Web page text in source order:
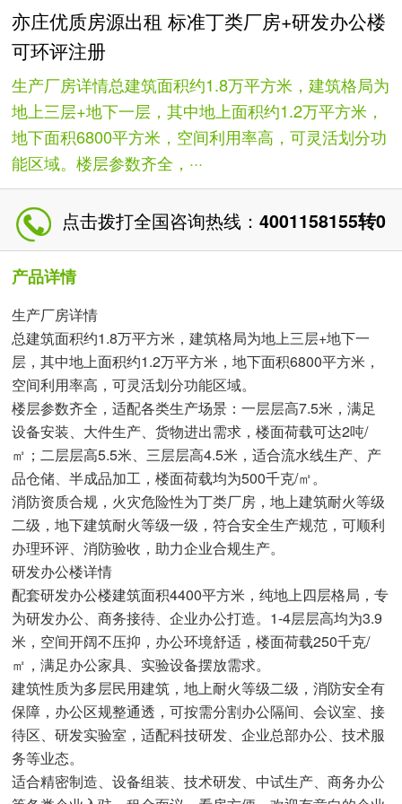
亦庄优质房源出租 标准丁类厂房+研发办公楼
可环评注册
生产厂房详情总建筑面积约1.8万平方米，建筑格局为
地上三层+地下一层，其中地上面积约1.2万平方米，
地下面积6800平方米，空间利用率高，可灵活划分功
能区域。楼层参数齐全，···
点击拨打全国咨询热线： 4001158155转0
产品详情
生产厂房详情
总建筑面积约1.8万平方米，建筑格局为地上三层+地下一
层，其中地上面积约1.2万平方米，地下面积6800平方米，
空间利用率高，可灵活划分功能区域。
楼层参数齐全，适配各类生产场景：一层层高7.5米，满足
设备安装、大件生产、货物进出需求，楼面荷载可达2吨/
㎡；二层层高5.5米、三层层高4.5米，适合流水线生产、产
品仓储、半成品加工，楼面荷载均为500千克/㎡。
消防资质合规，火灾危险性为丁类厂房，地上建筑耐火等级
二级，地下建筑耐火等级一级，符合安全生产规范，可顺利
办理环评、消防验收，助力企业合规生产。
研发办公楼详情
配套研发办公楼建筑面积4400平方米，纯地上四层格局，专
为研发办公、商务接待、企业办公打造。1-4层层高均为3.9
米，空间开阔不压抑，办公环境舒适，楼面荷载250千克/
㎡，满足办公家具、实验设备摆放需求。
建筑性质为多层民用建筑，地上耐火等级二级，消防安全有
保障，办公区规整通透，可按需分割办公隔间、会议室、接
待区、研发实验室，适配科技研发、企业总部办公、技术服
务等业态。
适合精密制造、设备组装、技术研发、中试生产、商务办公